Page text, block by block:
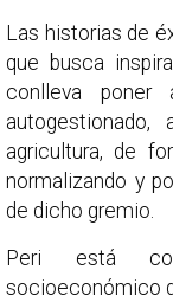
Las historias de
que busca
conlleva
agricultura, de
normalizando y
de dicho gremio.
Peri está
socioeconómico